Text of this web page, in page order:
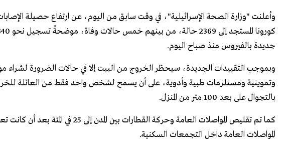
وأعلنت "وزارة الصحة الإسرائيلية"، في وقت سابق من اليوم، عن ارتفاع حصيلة
جديدة بالفيروس منذ صباح اليوم.
وبموجب التقييدات الجديدة، سيحظر الخروج من البيت إلا في حالات الضرورة لشراء
وتموينية ومستلزمات طبية وأدوية، على أن يسمح لشخص واحد فقط من العائلة
بالتجوال على بعد 100 متر من المنزل.
المواصلات العامة داخل التجمعات السكنية.